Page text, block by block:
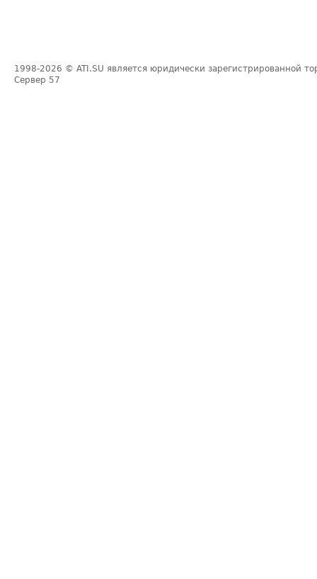
1998-2026 © ATI.SU является юридически зарегистрированной
Сервер 57